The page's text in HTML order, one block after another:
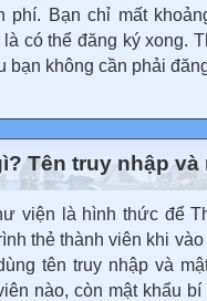
phí. Bạn chỉ mất
là có thể đăng ký xong.
bạn không cần phải
Tên truy nhập và
viện là hình thức để
thẻ thành viên khi
tên truy nhập và
nào, còn mật khẩu